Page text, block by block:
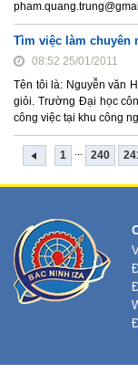
Tìm việc làm chuyên
08:52 25/01/2011
Tên tôi là: Nguyễn văn
giỏi. Trường Đại học
công việc tại khu công
1 ... 240